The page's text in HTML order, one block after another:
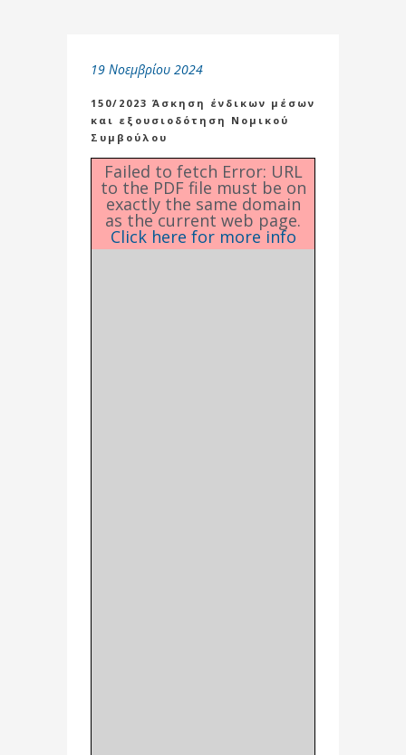
19 Νοεμβρίου 2024
150/2023 Άσκηση ένδικων μέσων
και εξουσιοδότηση Νομικού
Συμβούλου
Failed to fetch Error: URL
to the PDF file must be on
exactly the same domain
as the current web page.
Click here for more info